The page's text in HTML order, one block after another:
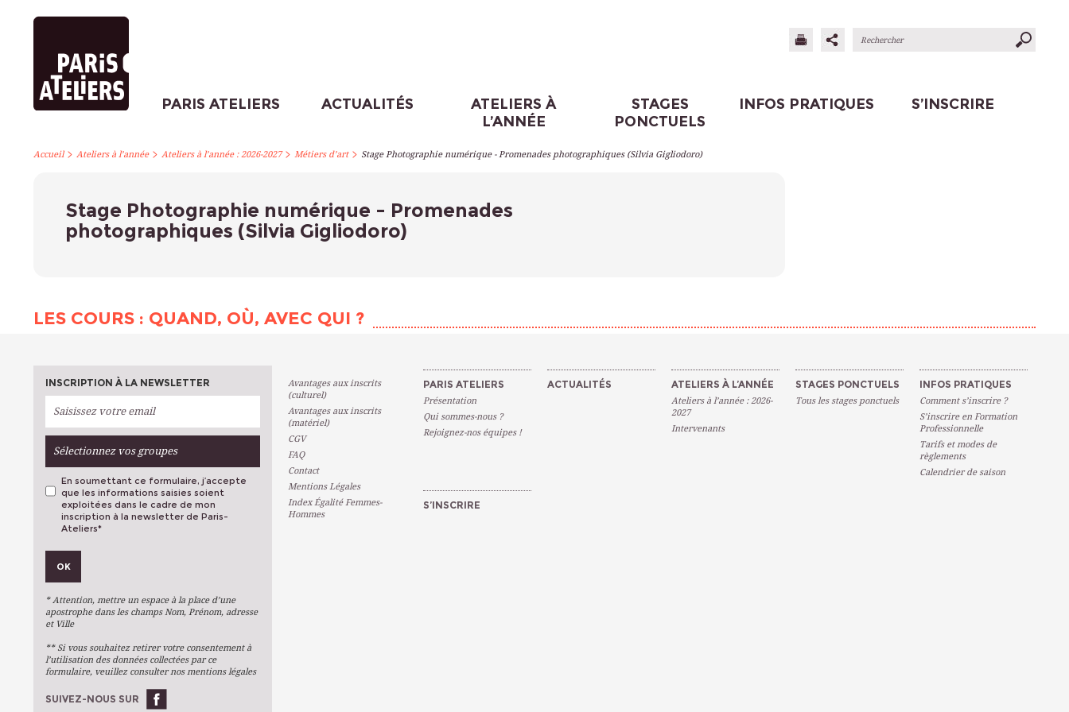
PARIS ATELIERS ACTUALITÉS
ATELIERS À
L’ANNÉE
STAGES
PONCTUELS
INFOS PRATIQUES S’INSCRIRE
Accueil> Ateliers à l’année> Ateliers à l’année : 2026-2027> Métiers d’art> Stage Photographie numérique - Promenades photographiques (Silvia Gigliodoro)
Stage Photographie numérique - Promenades
photographiques (Silvia Gigliodoro)
LES COURS : QUAND, OÙ, AVEC QUI ?
INSCRIPTION À LA NEWSLETTER
Sélectionnez vos groupes
Métiers D'art
Arts Du Texte
Stages Ponctuels
Ateliers À L'année
OK
En soumettant ce formulaire, j’accepte
que les informations saisies soient
exploitées dans le cadre de mon
inscription à la newsletter de Paris-
Ateliers*
OK
* Attention, mettre un espace à la place d’une
apostrophe dans les champs Nom, Prénom, adresse
et Ville
** Si vous souhaitez retirer votre consentement à
l’utilisation des données collectées par ce
formulaire, veuillez consulter nos mentions légales
SUIVEZ-NOUS SUR
Avantages aux inscrits
(culturel)
Avantages aux inscrits
(matériel)
CGV
FAQ
Contact
Mentions Légales
Index Égalité Femmes-
Hommes
PARIS ATELIERS
Présentation
Qui sommes-nous ?
Rejoignez-nos équipes !
ACTUALITÉS ATELIERS À L’ANNÉE
Ateliers à l’année : 2026-
2027
Intervenants
STAGES PONCTUELS
Tous les stages ponctuels
INFOS PRATIQUES
Comment s’inscrire ?
S’inscrire en Formation
Professionnelle
Tarifs et modes de
règlements
Calendrier de saison
S’INSCRIRE